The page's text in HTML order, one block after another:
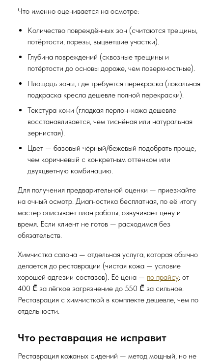
Что именно оценивается на осмотре:
Количество повреждённых зон (считаются трещины,
потёртости, порезы, выцветшие участки).
Глубина повреждений (сквозные трещины и
потёртости до основы дороже, чем поверхностные).
Площадь зоны, где требуется перекраска (локальная
подкраска кресла дешевле полной перекраски).
Текстура кожи (гладкая перлон-кожа дешевле
восстанавливается, чем тиснёная или натуральная
зернистая).
Цвет — базовый чёрный/бежевый подобрать проще,
чем коричневый с конкретным оттенком или
двухцветную комбинацию.
Для получения предварительной оценки — приезжайте
на очный осмотр. Диагностика бесплатная, по её итогу
мастер описывает план работы, озвучивает цену и
время. Если клиент не готов — расходимся без
обязательств.
Химчистка салона — отдельная услуга, которая обычно
делается до реставрации (чистая кожа — условие
хорошей адгезии составов). Её цена — по прайсу: от
400 ₾ за лёгкое загрязнение до 550 ₾ за сильное.
Реставрация с химчисткой в комплекте дешевле, чем по
отдельности.
Что реставрация не исправит
Реставрация кожаных сидений — метод мощный, но не